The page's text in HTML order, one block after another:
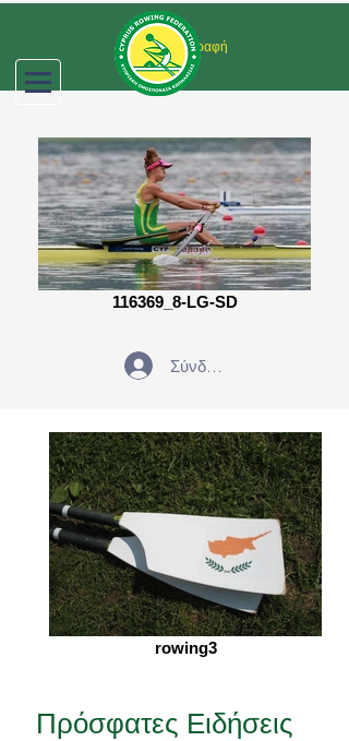
Σύνδεση/Εγγραφή
116369_8-LG-SD
Σύνδεση
rowing3
Πρόσφατες Ειδήσεις